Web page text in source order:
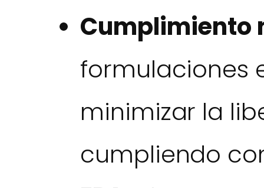
Cumplimiento
formulaciones
minimizar la
cumpliendo